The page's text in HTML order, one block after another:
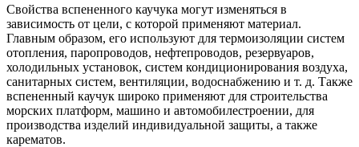
Свойства вспененного каучука могут изменяться в
зависимость от цели, с которой применяют материал.
Главным образом, его используют для термоизоляции систем
отопления, паропроводов, нефтепроводов, резервуаров,
холодильных установок, систем кондиционирования воздуха,
санитарных систем, вентиляции, водоснабжению и т. д. Также
вспененный каучук широко применяют для строительства
морских платформ, машино и автомобилестроении, для
производства изделий индивидуальной защиты, а также
карематов.